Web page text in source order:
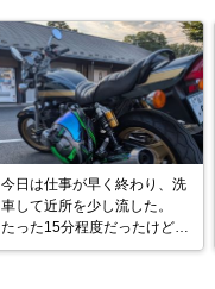
今日は仕事が早く終わり、洗
車して近所を少し流した。
たった15分程度だったけど、
まだ気持ちが昂ぶっている。